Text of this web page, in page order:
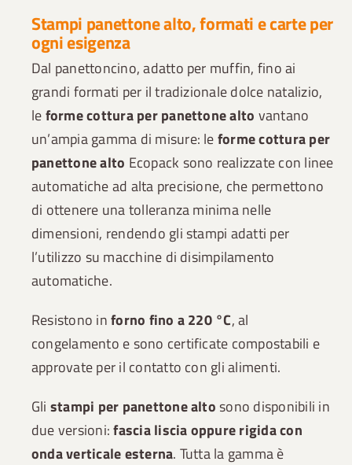
Stampi panettone alto, formati e carte per
ogni esigenza
Dal panettoncino, adatto per muffin, fino ai
grandi formati per il tradizionale dolce natalizio,
leforme cottura per panettone alto vantano
un’ampia gamma di misure: leforme cottura per
panettone alto Ecopack sono realizzate con linee
automatiche ad alta precisione, che permettono
di ottenere una tolleranza minima nelle
dimensioni, rendendo gli stampi adatti per
l’utilizzo su macchine di disimpilamento
automatiche.
Resistono inforno fino a 220 °C, al
congelamento e sono certificate compostabili e
approvate per il contatto con gli alimenti.
Gli stampi per panettone altosono disponibili in
due versioni:fascia liscia oppure rigida con
onda verticale esterna. Tutta la gamma è